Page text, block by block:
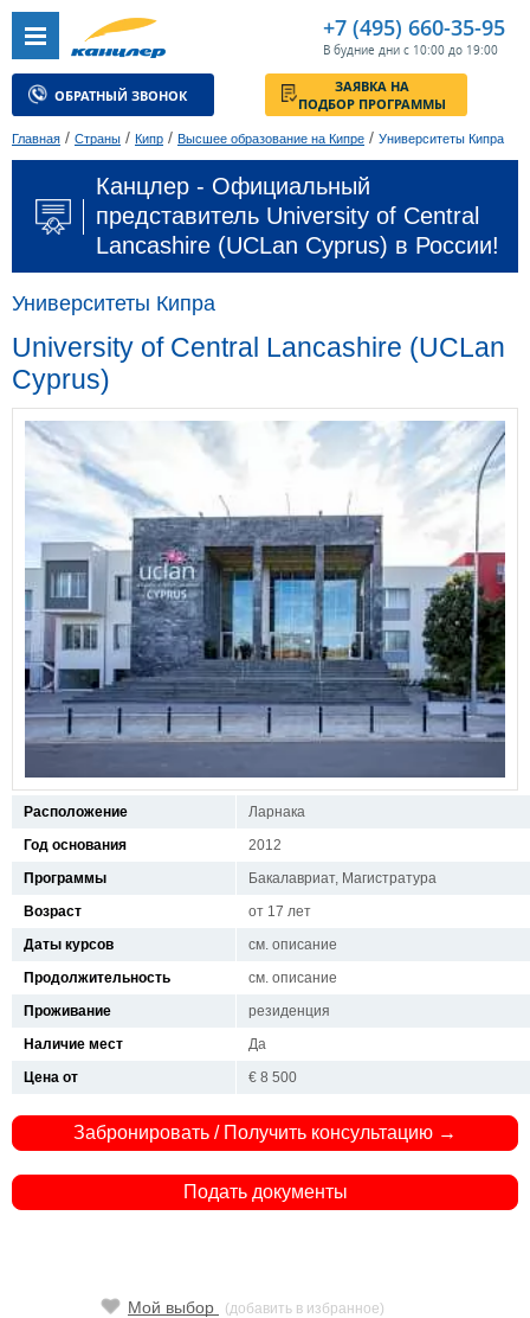
+7 (495) 660-35-95
В будние дни с 10:00 до 19:00
ОБРАТНЫЙ ЗВОНОК
ЗАЯВКА НА
ПОДБОР ПРОГРАММЫ
Главная / Страны / Кипр / Высшее образование на Кипре / Университеты Кипра
Канцлер - Официальный
представитель University of Central
Lancashire (UCLan Cyprus) в России!
Университеты Кипра
University of Central Lancashire (UCLan
Cyprus)
Расположение
Ларнака
Год основания
2012
Программы
Бакалавриат, Магистратура
Возраст
от 17 лет
Даты курсов
см. описание
Продолжительность
см. описание
Проживание
резиденция
Наличие мест
Да
Цена от
€ 8 500
Забронировать / Получить консультацию →
Подать документы
Мой выбор (добавить в избранное)